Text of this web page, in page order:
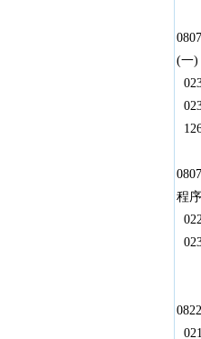
(一)
程